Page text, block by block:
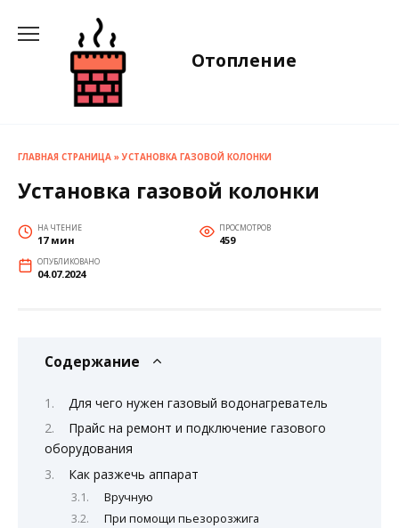
содержанию
Отопление
ГЛАВНАЯ СТРАНИЦА »УСТАНОВКА ГАЗОВОЙ КОЛОНКИ
Установка газовой колонки
НА ЧТЕНИЕ
17 мин
ПРОСМОТРОВ
459
ОПУБЛИКОВАНО
04.07.2024
Содержание
Для чего нужен газовый водонагреватель
Прайс на ремонт и подключение газового
оборудования
Как разжечь аппарат
Вручную
При помощи пьезорозжига